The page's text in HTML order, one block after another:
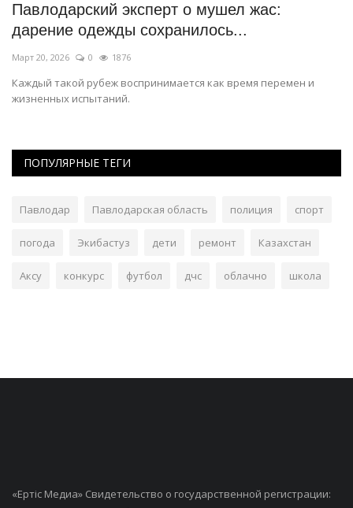
Павлодарский эксперт о мушел жас:
дарение одежды сохранилось...
Март 20, 2026 0 1876
Каждый такой рубеж воспринимается как время перемен и
жизненных испытаний.
ПОПУЛЯРНЫЕ ТЕГИ
Павлодар Павлодарская область полиция спорт
погода Экибастуз дети ремонт Казахстан
Аксу конкурс футбол дчс облачно школа
«Ертiс Медиа» Свидетельство о государственной регистрации: